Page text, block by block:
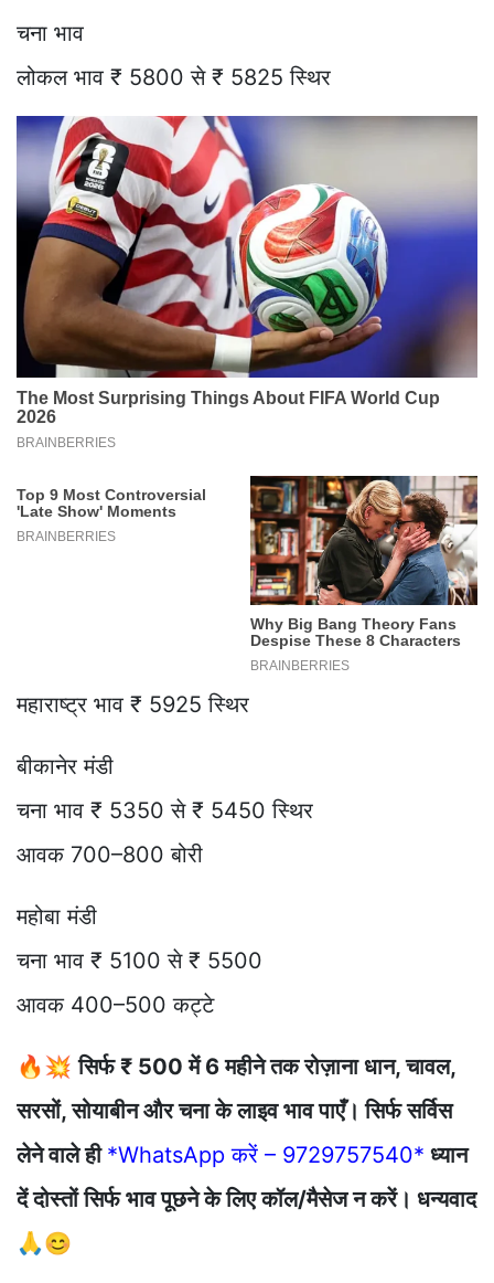
चना भाव
लोकल भाव ₹ 5800 से ₹ 5825 स्थिर
महाराष्ट्र भाव ₹ 5925 स्थिर
बीकानेर मंडी
चना भाव ₹ 5350 से ₹ 5450 स्थिर
आवक 700–800 बोरी
महोबा मंडी
चना भाव ₹ 5100 से ₹ 5500
आवक 400–500 कट्टे
🔥💥सिर्फ ₹ 500 में 6 महीने तक रोज़ाना धान, चावल,
सरसों, सोयाबीन और चना के लाइव भाव पाएँ। सिर्फ सर्विस
लेने वाले ही *WhatsApp करें – 9729757540* ध्यान
दें दोस्तों सिर्फ भाव पूछने के लिए कॉल/मैसेज न करें। धन्यवाद
🙏😊